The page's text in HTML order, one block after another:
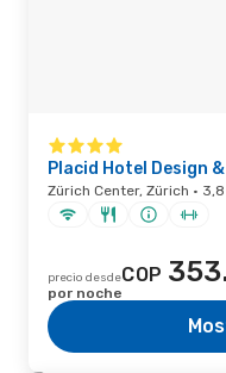
Placid Hotel Design
Zürich Center, Zürich ·
precio desdeCOP
por noche